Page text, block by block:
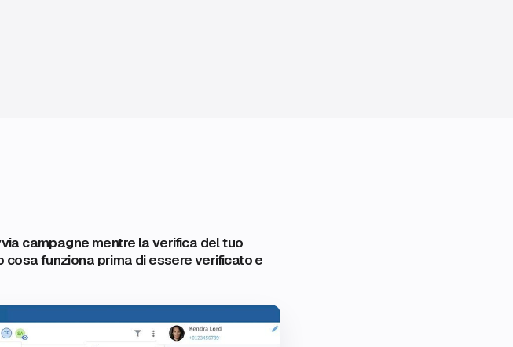
campagne mentre la verifica del tuo
funziona prima di essere verificato e